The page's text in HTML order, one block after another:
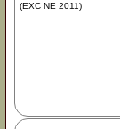
(EXC NE 2011)